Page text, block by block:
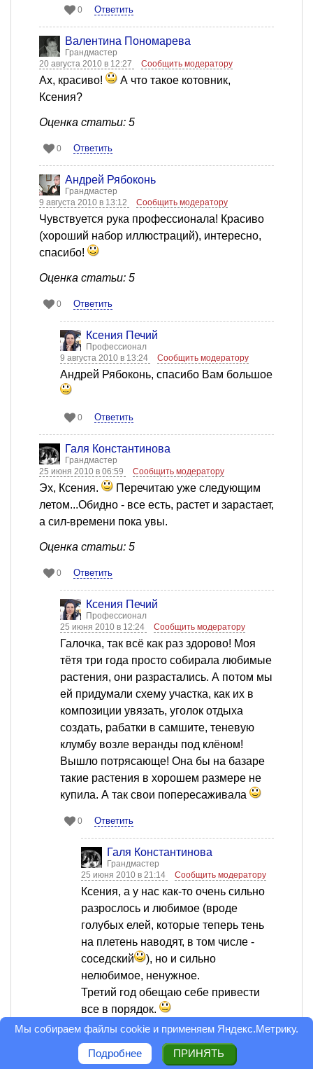
0 Ответить
Валентина Пономарева
Грандмастер
20 августа 2010 в 12:27
Сообщить модератору
Ах, красиво!
А что такое котовник,
Ксения?
Оценка статьи: 5
0 Ответить
Андрей Рябоконь
Грандмастер
9 августа 2010 в 13:12
Сообщить модератору
Чувствуется рука профессионала! Красиво
(хороший набор иллюстраций), интересно,
спасибо!
Оценка статьи: 5
0 Ответить
Ксения Печий
Профессионал
9 августа 2010 в 13:24
Сообщить модератору
Андрей Рябоконь, спасибо Вам большое
0 Ответить
Галя Константинова
Грандмастер
25 июня 2010 в 06:59
Сообщить модератору
Эх, Ксения.
Перечитаю уже следующим
летом...Обидно - все есть, растет и зарастает,
а сил-времени пока увы.
Оценка статьи: 5
0 Ответить
Ксения Печий
Профессионал
25 июня 2010 в 12:24
Сообщить модератору
Галочка, так всё как раз здорово! Моя
тётя три года просто собирала любимые
растения, они разрастались. А потом мы
ей придумали схему участка, как их в
композиции увязать, уголок отдыха
создать, рабатки в самшите, теневую
клумбу возле веранды под клёном!
Вышло потрясающе! Она бы на базаре
такие растения в хорошем размере не
купила. А так свои попересаживала
0 Ответить
Галя Константинова
Грандмастер
25 июня 2010 в 21:14
Сообщить модератору
Ксения, а у нас как-то очень сильно
разрослось и любимое (вроде
голубых елей, которые теперь тень
на плетень наводят, в том числе -
соседский
), но и сильно
нелюбимое, ненужное.
Третий год обещаю себе привести
все в порядок.
Все. следующим летом - точно.
Оценка статьи: 5
Мы собираем файлы cookie и применяем Яндекс.Метрику.
Подробнее ПРИНЯТЬ